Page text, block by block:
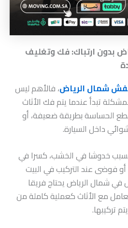
بدون ارتباك: فك وتغليف
شمال الرياض، فالأهم ليس
تبدأ عندما يتم فك الأثاث
الحساسة بطريقة ضعيفة، أو
داخل السيارة.
خدوشا في الخشب، كسرا في
أو فوضى عند التركيب في البيت
في شمال الرياض يحتاج فريقا
مع الأثاث كعملية كاملة من
تركيبها.